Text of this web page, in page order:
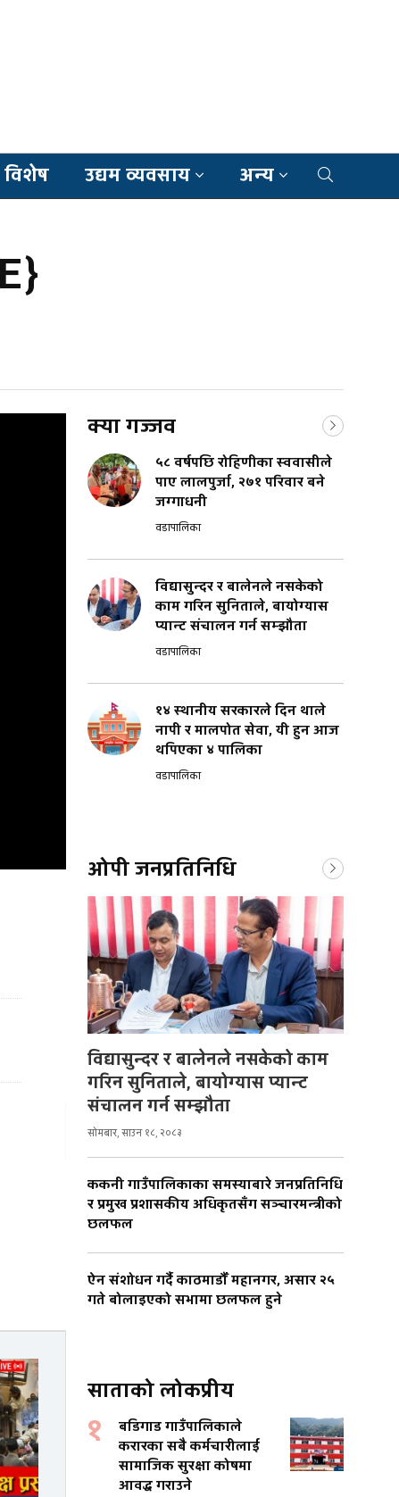
उद्यम व्यवसाय अन्य
क्या गज्जव
५८ वर्षपछि रोहिणीका स्ववासीले
पाए लालपुर्जा, २७१ परिवार बने
जग्गाधनी
वडापालिका
विद्यासुन्दर र बालेनले नसकेको
काम गरिन सुनिताले, बायोग्यास
प्यान्ट संचालन गर्न सम्झौता
वडापालिका
१४ स्थानीय सरकारले दिन थाले
नापी र मालपोत सेवा, यी हुन आज
थपिएका ४ पालिका
वडापालिका
ओपी जनप्रतिनिधि
विद्यासुन्दर र बालेनले नसकेको काम
गरिन सुनिताले, बायोग्यास प्यान्ट
संचालन गर्न सम्झौता
सोमबार, साउन १८, २०८३
ककनी गाउँपालिकाका समस्याबारे जनप्रतिनिधि
र प्रमुख प्रशासकीय अधिकृतसँग सञ्चारमन्त्रीको
छलफल
ऐन संशोधन गर्दै काठमाडौँ महानगर, असार २५
गते बोलाइएको सभामा छलफल हुने
साताको लोकप्रीय
१
बडिगाड गाउँपालिकाले
करारका सबै कर्मचारीलाई
सामाजिक सुरक्षा कोषमा
आवद्ध गराउने